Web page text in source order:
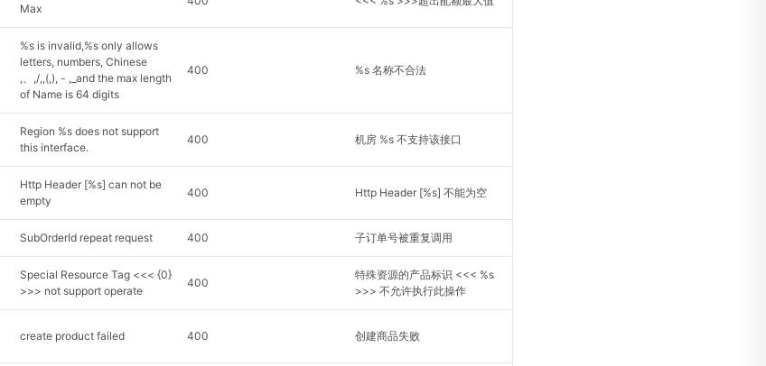
Max
%s is invalid,%s only allows
letters, numbers, Chinese
,、,/,,(,), - ,_and the max length
of Name is 64 digits
400 %s 名称不合法
Region %s does not support
this interface.
400 机房 %s 不支持该接口
Http Header [%s] can not be
empty
400 Http Header [%s] 不能为空
SubOrderId repeat request 400 子订单号被重复调用
Special Resource Tag <<< {0}
>>> not support operate
400
特殊资源的产品标识 <<< %s
>>> 不允许执行此操作
create product failed 400 创建商品失败